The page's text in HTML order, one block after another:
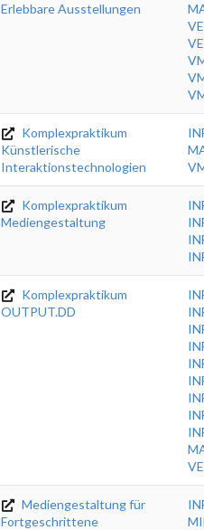
Erlebbare Ausstellungen
Komplexpraktikum
Künstlerische
Interaktionstechnologien
Komplexpraktikum
Mediengestaltung
Komplexpraktikum
OUTPUT.DD
Mediengestaltung für
Fortgeschrittene